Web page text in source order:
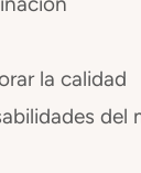
la calidad
del